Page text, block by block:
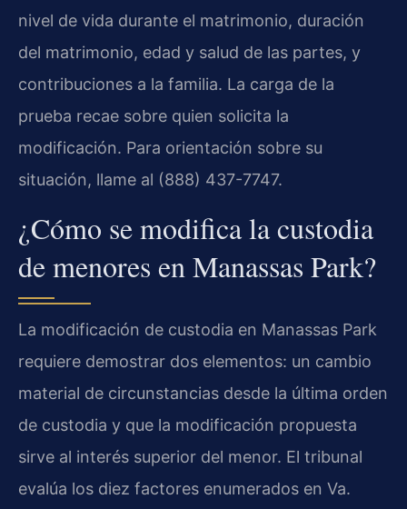
nivel de vida durante el matrimonio, duración
del matrimonio, edad y salud de las partes, y
contribuciones a la familia. La carga de la
prueba recae sobre quien solicita la
modificación. Para orientación sobre su
situación, llame al (888) 437-7747.
¿Cómo se modifica la custodia
de menores en Manassas Park?
La modificación de custodia en Manassas Park
requiere demostrar dos elementos: un cambio
material de circunstancias desde la última orden
de custodia y que la modificación propuesta
sirve al interés superior del menor. El tribunal
evalúa los diez factores enumerados en Va.